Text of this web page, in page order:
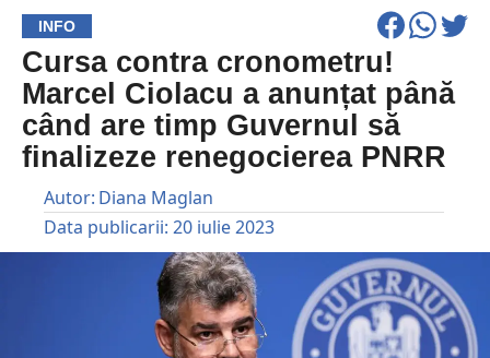
INFO
Cursa contra cronometru!
Marcel Ciolacu a anunțat până
când are timp Guvernul să
finalizeze renegocierea PNRR
Autor: Diana Maglan
Data publicarii: 20 iulie 2023